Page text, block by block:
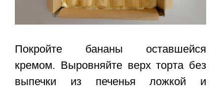
Покройте бананы оставшейся
кремом. Выровняйте верх торта без
выпечки из печенья ложкой и